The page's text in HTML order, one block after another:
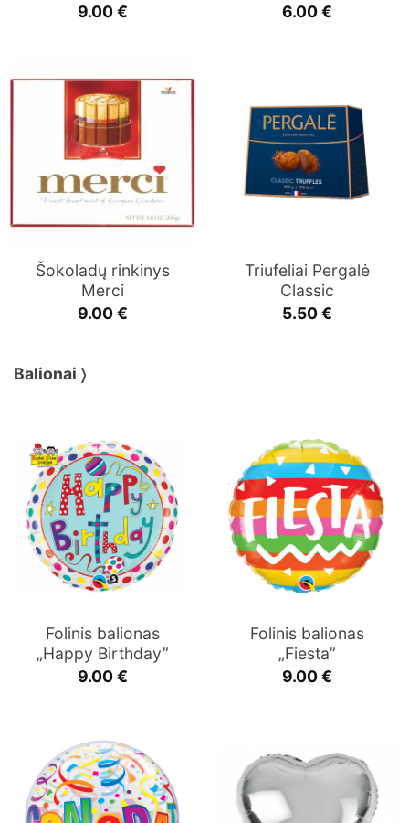
9.00€ 6.00€
Šokoladų rinkinys
Merci
9.00€
Triufeliai Pergalė
Classic
5.50€
Balionai 〉
Folinis balionas
„Happy Birthday”
9.00€
Folinis balionas
„Fiesta”
9.00€